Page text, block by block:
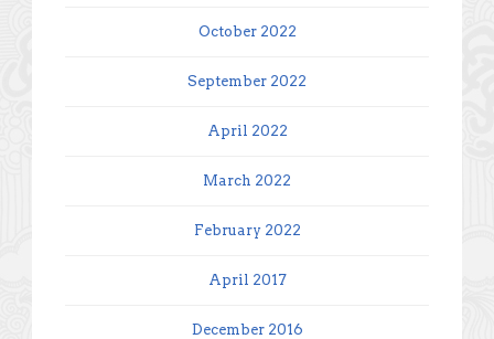
October 2022
September 2022
April 2022
March 2022
February 2022
April 2017
December 2016